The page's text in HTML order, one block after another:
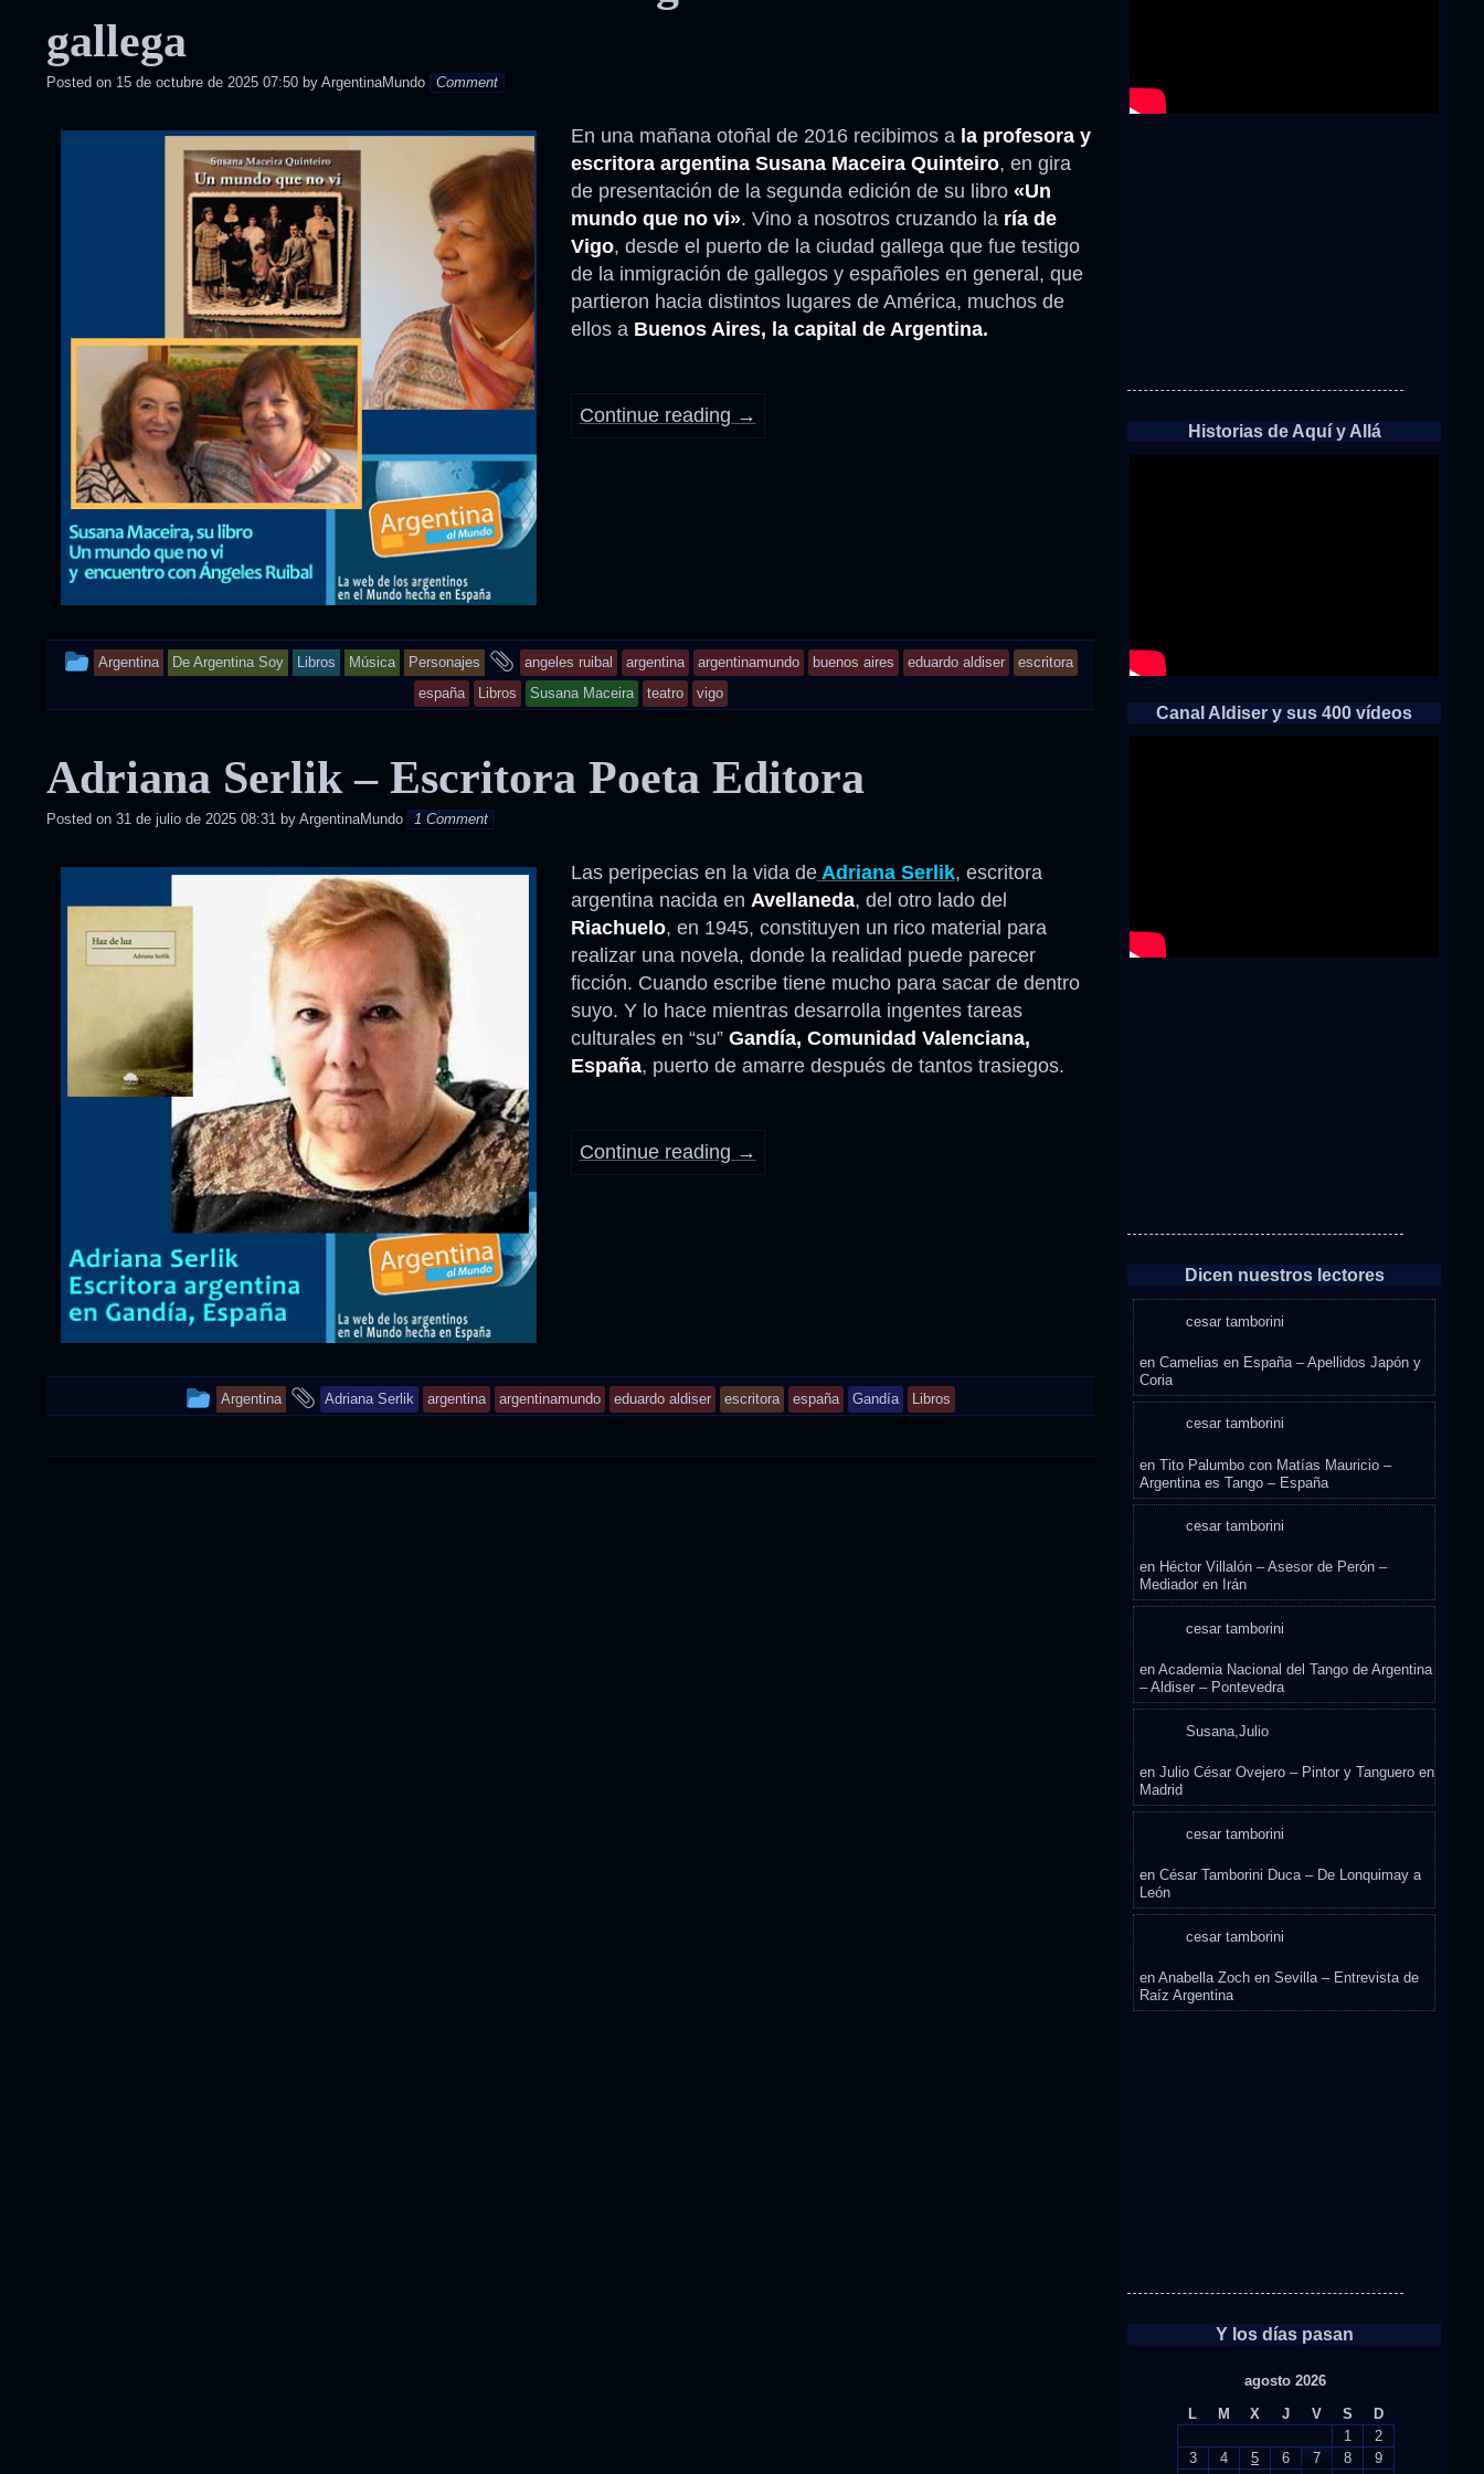
gallega
Posted on 15 de octubre de 2025 07:50 by ArgentinaMundo Comment
En una mañana otoñal de 2016 recibimos a la profesora y
escritora argentina Susana Maceira Quinteiro, en gira
de presentación de la segunda edición de su libro «Un
mundo que no vi». Vino a nosotros cruzando la ría de
Vigo, desde el puerto de la ciudad gallega que fue testigo
de la inmigración de gallegos y españoles en general, que
partieron hacia distintos lugares de América, muchos de
ellos a Buenos Aires, la capital de Argentina.
Continue reading →
This
posted
Argentina De Argentina Soy Libros Música Personajes
and
tagged
angeles ruibal argentina argentinamundo buenos aires eduardo aldiser
escritora
españa
Libros Susana Maceira teatro vigo
Adriana Serlik – Escritora Poeta Editora
Posted on 31 de julio de 2025 08:31 by ArgentinaMundo 1 Comment
Las peripecias en la vida de Adriana Serlik, escritora
argentina nacida en Avellaneda, del otro lado del
Riachuelo, en 1945, constituyen un rico material para
realizar una novela, donde la realidad puede parecer
ficción. Cuando escribe tiene mucho para sacar de dentro
suyo. Y lo hace mientras desarrolla ingentes tareas
culturales en “su” Gandía, Comunidad Valenciana,
España, puerto de amarre después de tantos trasiegos.
Continue reading →
This
Argentina
and
Adriana Serlik argentina argentinamundo eduardo aldiser escritora españa Gandía Libros
Historias de Aquí y Allá
Canal Aldiser y sus 400 vídeos
Dicen nuestros lectores
cesar tamborini
enCamelias en España – Apellidos Japón y
Coria
cesar tamborini
enTito Palumbo con Matías Mauricio –
Argentina es Tango – España
cesar tamborini
en Héctor Villalón – Asesor de Perón –
Mediador en Irán
cesar tamborini
enAcademia Nacional del Tango de Argentina
– Aldiser – Pontevedra
Susana,Julio
enJulio César Ovejero – Pintor y Tanguero en
Madrid
cesar tamborini
enCésar Tamborini Duca – De Lonquimay a
León
cesar tamborini
enAnabella Zoch en Sevilla – Entrevista de
Raíz Argentina
Y los días pasan
agosto 2026
L
M X J V S
D
1
2
3
4 5 6 7 8
9